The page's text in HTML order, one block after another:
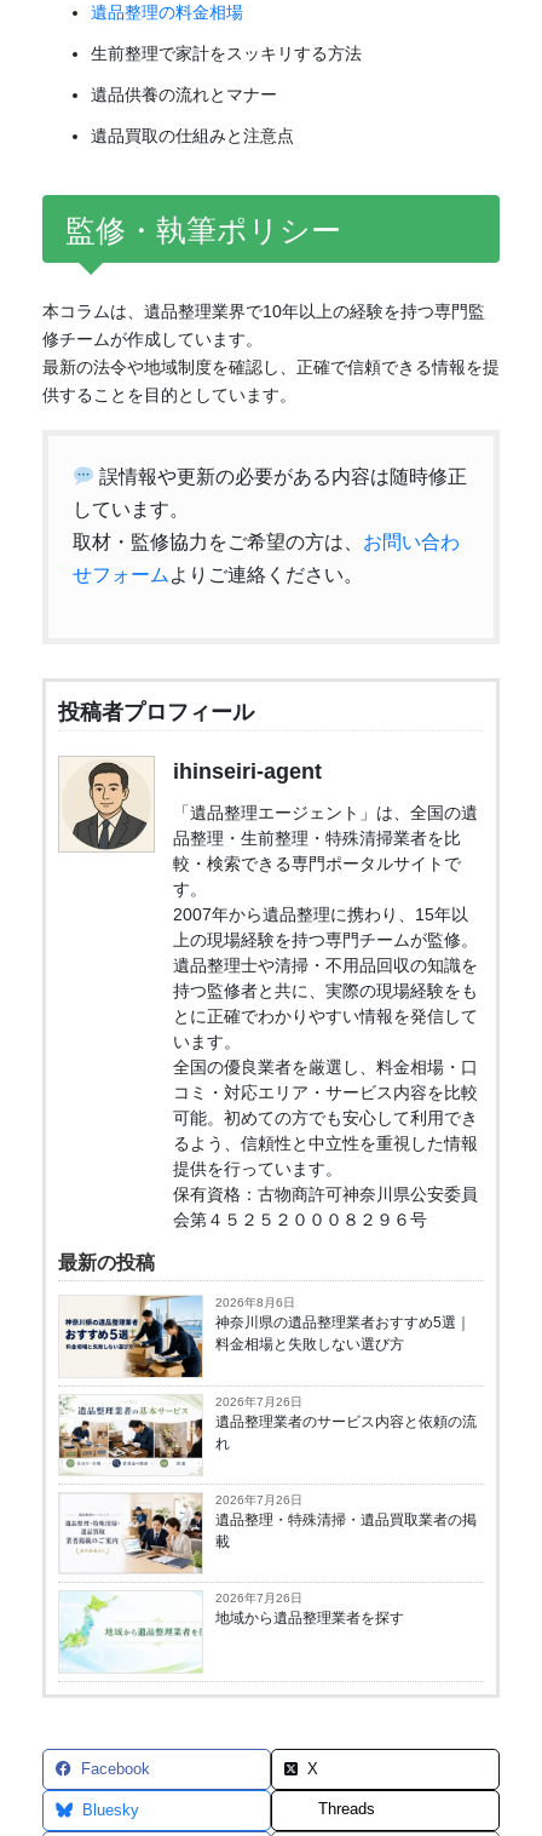
遺品整理の料金相場
生前整理で家計をスッキリする方法
遺品供養の流れとマナー
遺品買取の仕組みと注意点
監修・執筆ポリシー
本コラムは、遺品整理業界で10年以上の経験を持つ専門監
修チームが作成しています。
最新の法令や地域制度を確認し、正確で信頼できる情報を提
供することを目的としています。
誤情報や更新の必要がある内容は随時修正
しています。
取材・監修協力をご希望の方は、 お問い合わ
せフォーム よりご連絡ください。
投稿者プロフィール
ihinseiri-agent
「遺品整理エージェント」は、全国の遺
品整理・生前整理・特殊清掃業者を比
較・検索できる専門ポータルサイトで
す。
2007年から遺品整理に携わり、15年以
上の現場経験を持つ専門チームが監修。
遺品整理士や清掃・不用品回収の知識を
持つ監修者と共に、実際の現場経験をも
とに正確でわかりやすい情報を発信して
います。
全国の優良業者を厳選し、料金相場・口
コミ・対応エリア・サービス内容を比較
可能。初めての方でも安心して利用でき
るよう、信頼性と中立性を重視した情報
提供を行っています。
保有資格：古物商許可神奈川県公安委員
会第４５２５２０００８２９６号
最新の投稿
2026年8月6日
神奈川県の遺品整理業者おすすめ5選｜
料金相場と失敗しない選び方
2026年7月26日
遺品整理業者のサービス内容と依頼の流
れ
2026年7月26日
遺品整理・特殊清掃・遺品買取業者の掲
載
2026年7月26日
地域から遺品整理業者を探す
Facebook X
Bluesky Threads